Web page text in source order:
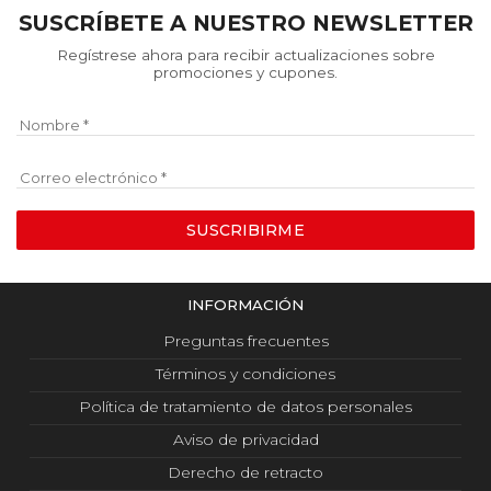
SUSCRÍBETE A NUESTRO NEWSLETTER
Regístrese ahora para recibir actualizaciones sobre
promociones y cupones.
Nombre
Correo electrónico
SUSCRIBIRME
INFORMACIÓN
Preguntas frecuentes
Términos y condiciones
Política de tratamiento de datos personales
Aviso de privacidad
Derecho de retracto